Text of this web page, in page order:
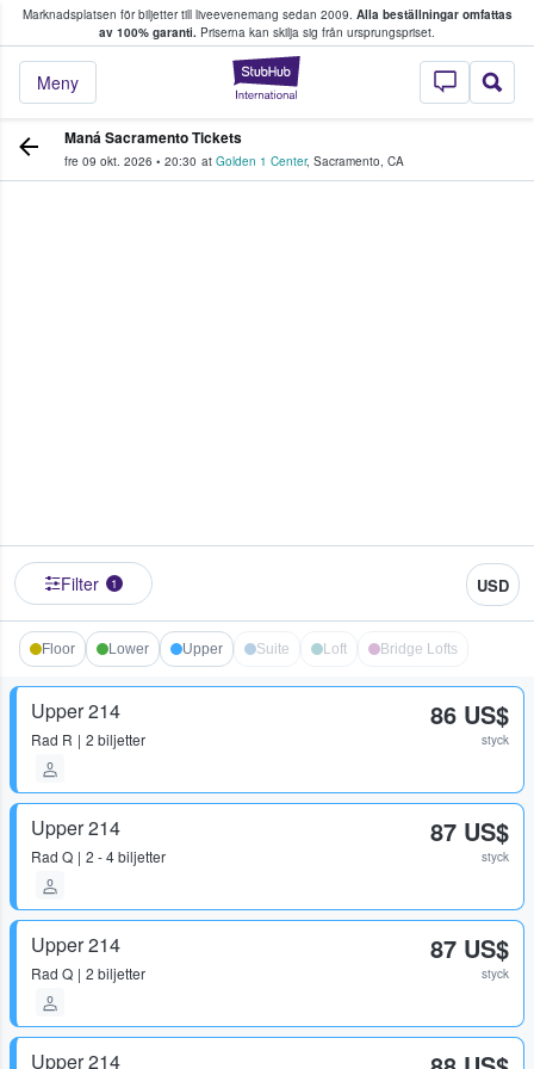
Marknadsplatsen för biljetter till liveevenemang sedan 2009. Alla beställningar omfattas
av 100% garanti. Priserna kan skilja sig från ursprungspriset.
StubHub – där
Meny
köper och säljer biljetter.
Maná Sacramento Tickets
fre 09 okt. 2026 • 20:30 at Golden 1 Center, Sacramento, CA
Filter 1 USD
Floor Lower Upper Suite Loft Bridge Lofts
Upper 214
Rad R 2 biljetter
86 US$
styck
Upper 214
Rad Q 2 - 4 biljetter
87 US$
styck
Upper 214
Rad Q 2 biljetter
87 US$
styck
Upper 214